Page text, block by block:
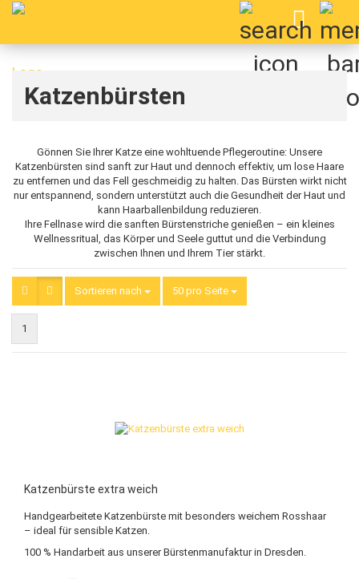
Katzenbürsten
Gönnen Sie Ihrer Katze eine wohltuende Pflegeroutine: Unsere
Katzenbürsten sind sanft zur Haut und dennoch effektiv, um lose Haare
zu entfernen und das Fell geschmeidig zu halten. Das Bürsten wirkt nicht
nur entspannend, sondern unterstützt auch die Gesundheit der Haut und
kann Haarballenbildung reduzieren.
Ihre Fellnase wird die sanften Bürstenstriche genießen – ein kleines
Wellnessritual, das Körper und Seele guttut und die Verbindung
zwischen Ihnen und Ihrem Tier stärkt.
Sortieren nach
Sortieren nach 50 pro Seite
pro Seite
1
Katzenbürste extra weich
Handgearbeitete Katzenbürste mit besonders weichem Rosshaar
– ideal für sensible Katzen.
100 % Handarbeit aus unserer Bürstenmanufaktur in Dresden.